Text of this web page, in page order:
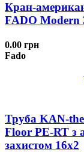
Кран-
FADO Modern
0.00 грн
Fado
Труба KAN-
Floor PE-RT з
захистом 16х2